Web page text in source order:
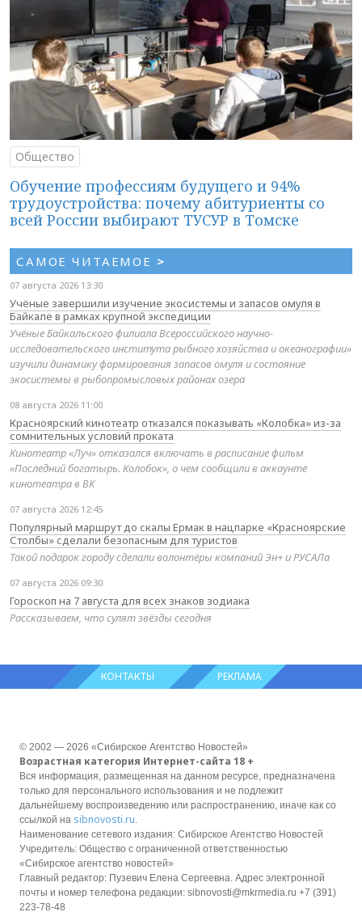
Общество
Обучение профессиям будущего и 94%
трудоустройства: почему абитуриенты со
всей России выбирают ТУСУР в Томске
САМОЕ ЧИТАЕМОЕ >
07 августа 2026 13:30
Учёные завершили изучение экосистемы и запасов омуля в
Байкале в рамках крупной экспедиции
Учёные Байкальского филиала Всероссийского научно-
исследовательского института рыбного хозяйства и океанографии»
изучили динамику формирования запасов омуля и состояние
экосистемы в рыбопромысловых районах озера
08 августа 2026 11:00
Красноярский кинотеатр отказался показывать «Колобка» из-за
сомнительных условий проката
Кинотеатр «Луч» отказался включать в расписание фильм
«Последний богатырь. Колобок», о чем сообщили в аккаунте
кинотеатра в ВК
07 августа 2026 12:45
Популярный маршрут до скалы Ермак в нацпарке «Красноярские
Столбы» сделали безопасным для туристов
Такой подарок городу сделали волонтёры компаний Эн+ и РУСАЛа
07 августа 2026 09:30
Гороскоп на 7 августа для всех знаков зодиака
Рассказываем, что сулят звёзды сегодня
КОНТАКТЫ РЕКЛАМА
© 2002 — 2026 «Сибирское Агентство Новостей»
Возрастная категория Интернет-сайта 18 +
Вся информация, размещенная на данном ресурсе, предназначена
только для персонального использования и не подлежит
дальнейшему воспроизведению или распространению, иначе как со
ссылкой на sibnovosti.ru
Наименование сетевого издания: Сибирское Агентство Новостей
Учредитель: Общество с ограниченной ответственностью
«Сибирское агентство новостей»
Главный редактор: Пузевич Елена Сергеевна. Адрес электронной
почты и номер телефона редакции: sibnovosti@mkrmedia.ru +7 (391)
223-78-48